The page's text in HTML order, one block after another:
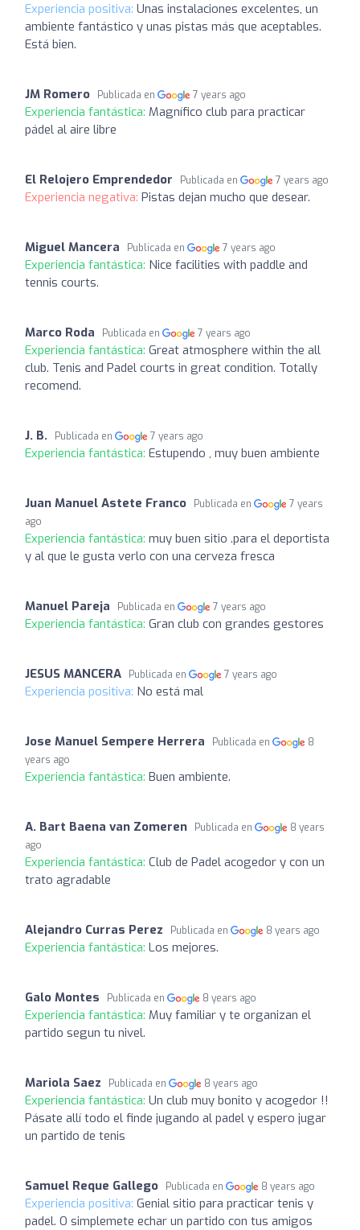
Experiencia positiva: Unas instalaciones excelentes, un
ambiente fantástico y unas pistas más que aceptables.
Está bien.
JM Romero Publicada en 7 years ago
Experiencia fantástica: Magnífico club para practicar
pádel al aire libre
El Relojero Emprendedor Publicada en 7 years ago
Experiencia negativa: Pistas dejan mucho que desear.
Miguel Mancera Publicada en 7 years ago
Experiencia fantástica: Nice facilities with paddle and
tennis courts.
Marco Roda Publicada en 7 years ago
Experiencia fantástica: Great atmosphere within the all
club. Tenis and Padel courts in great condition. Totally
recomend.
J. B. Publicada en 7 years ago
Experiencia fantástica: Estupendo , muy buen ambiente
Juan Manuel Astete Franco Publicada en
7 years
ago
Experiencia fantástica: muy buen sitio .para el deportista
y al que le gusta verlo con una cerveza fresca
Manuel Pareja Publicada en 7 years ago
Experiencia fantástica: Gran club con grandes gestores
JESUS MANCERA Publicada en 7 years ago
Experiencia positiva: No está mal
Jose Manuel Sempere Herrera Publicada en
8
years ago
Experiencia fantástica: Buen ambiente.
A. Bart Baena van Zomeren Publicada en
8 years
ago
Experiencia fantástica: Club de Padel acogedor y con un
trato agradable
Alejandro Curras Perez Publicada en 8 years ago
Experiencia fantástica: Los mejores.
Galo Montes Publicada en 8 years ago
Experiencia fantástica: Muy familiar y te organizan el
partido segun tu nivel.
Mariola Saez Publicada en 8 years ago
Experiencia fantástica: Un club muy bonito y acogedor !!
Pásate allí todo el finde jugando al padel y espero jugar
un partido de tenis
Samuel Reque Gallego Publicada en 8 years ago
Experiencia positiva: Genial sitio para practicar tenis y
padel. O simplemete echar un partido con tus amigos